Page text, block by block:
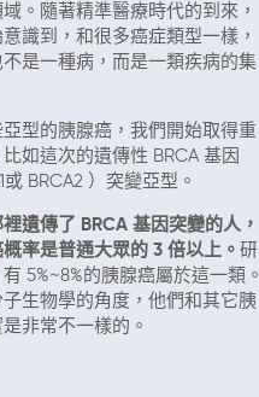
。隨著精準醫療時代的到來，
識到，和很多癌症類型一樣，
不是一種病，而是一類疾病的集
型的胰腺癌，我們開始取得重
如這次的遺傳性 BRCA 基因
或 BRCA2 ）突變亞型。
遺傳了 BRCA 基因突變的人，
率是普通大眾的 3 倍以上。 研
有 5%~8%的胰腺癌屬於這一類。
生物學的角度，他們和其它胰
非常不一樣的。